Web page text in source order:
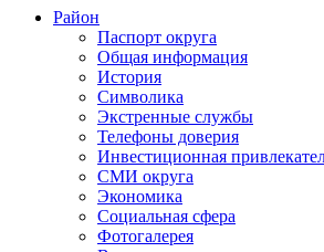
Район
Паспорт округа
Общая информация
История
Символика
Экстренные службы
Телефоны доверия
Инвестиционная
СМИ округа
Экономика
Социальная сфера
Фотогалерея